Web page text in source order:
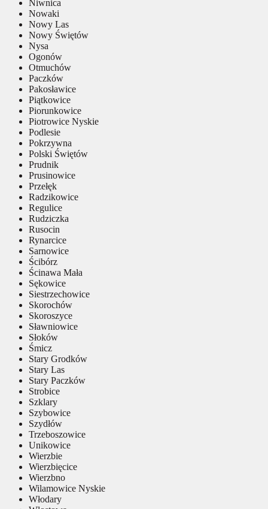
Niwnica
Nowaki
Nowy Las
Nowy Świętów
Nysa
Ogonów
Otmuchów
Paczków
Pakosławice
Piątkowice
Piorunkowice
Piotrowice Nyskie
Podlesie
Pokrzywna
Polski Świętów
Prudnik
Prusinowice
Przełęk
Radzikowice
Regulice
Rudziczka
Rusocin
Rynarcice
Sarnowice
Ścibórz
Ścinawa Mała
Sękowice
Siestrzechowice
Skorochów
Skoroszyce
Sławniowice
Słoków
Śmicz
Stary Grodków
Stary Las
Stary Paczków
Strobice
Szklary
Szybowice
Szydłów
Trzeboszowice
Unikowice
Wierzbie
Wierzbięcice
Wierzbno
Wilamowice Nyskie
Włodary